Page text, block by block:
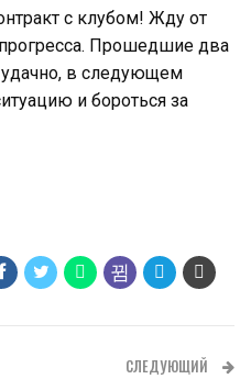
с клубом! Жду от
Прошедшие два
в следующем
и бороться за
СЛЕДУЮЩИЙ